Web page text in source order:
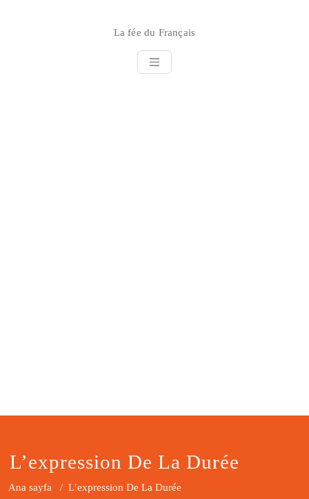
La fée du Français
L’expression De La Durée
Ana sayfa / L’expression De La Durée